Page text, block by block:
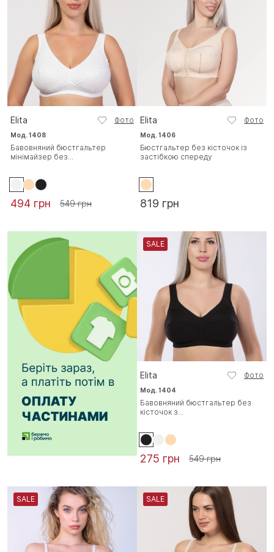
Elita Фото
Мод. 1408
Бавовняний бюстгальтер
мінімайзер без...
494 грн 549 грн
Elita Фото
Мод. 1406
Бюстгальтер без кісточок із
застібкою спереду
819 грн
SALE
Elita Фото
Мод. 1404
Бавовняний бюстгальтер без
кісточок з...
275 грн 549 грн
SALE SALE